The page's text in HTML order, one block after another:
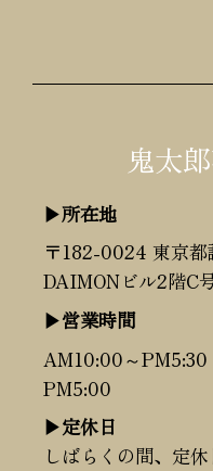
鬼太
▶所在地
〒182-0024 東京都
DAIMONビル2階C
▶営業時間
AM10:00～
PM5:00
▶定休日
しばらくの間、定